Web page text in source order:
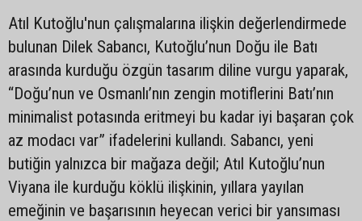
Atıl Kutoğlu'nun çalışmalarına ilişkin değerlendirmede
bulunan Dilek Sabancı, Kutoğlu’nun Doğu ile Batı
arasında kurduğu özgün tasarım diline vurgu yaparak,
“Doğu’nun ve Osmanlı’nın zengin motiflerini Batı’nın
minimalist potasında eritmeyi bu kadar iyi başaran çok
az modacı var” ifadelerini kullandı. Sabancı, yeni
butiğin yalnızca bir mağaza değil; Atıl Kutoğlu’nun
Viyana ile kurduğu köklü ilişkinin, yıllara yayılan
emeğinin ve başarısının heyecan verici bir yansıması